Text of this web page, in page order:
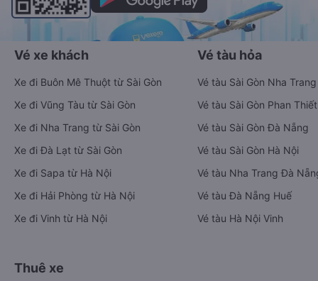
Vé xe khách
Xe đi Buôn Mê Thuột từ Sài Gòn
Xe đi Vũng Tàu từ Sài Gòn
Xe đi Nha Trang từ Sài Gòn
Xe đi Đà Lạt từ Sài Gòn
Xe đi Sapa từ Hà Nội
Xe đi Hải Phòng từ Hà Nội
Xe đi Vinh từ Hà Nội
Vé tàu hỏa
Vé tàu Sài Gòn Nha Trang
Vé tàu Sài Gòn Phan Thiết
Vé tàu Sài Gòn Đà Nẵng
Vé tàu Sài Gòn Hà Nội
Vé tàu Nha Trang Đà
Vé tàu Đà Nẵng Huế
Vé tàu Hà Nội Vinh
Thuê xe